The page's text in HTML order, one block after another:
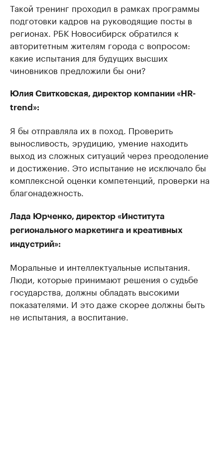
Такой тренинг проходил в рамках программы
подготовки кадров на руководящие посты в
регионах. РБК Новосибирск обратился к
авторитетным жителям города с вопросом:
какие испытания для будущих высших
чиновников предложили бы они? ​
Юлия Свитковская, директор компании «HR-
trend»:
Я бы отправляла их в поход. Проверить
выносливость, эрудицию, умение находить
выход из сложных ситуаций через преодоление
и достижение. Это испытание не исключало бы
комплексной оценки компетенций, проверки на
благонадежность.
Лада Юрченко, директор «Института
регионального маркетинга и креативных
индустрий»:
Моральные и интеллектуальные испытания.
Люди, которые принимают решения о судьбе
государства, должны обладать высокими
показателями. И это даже скорее должны быть
не испытания, а воспитание.